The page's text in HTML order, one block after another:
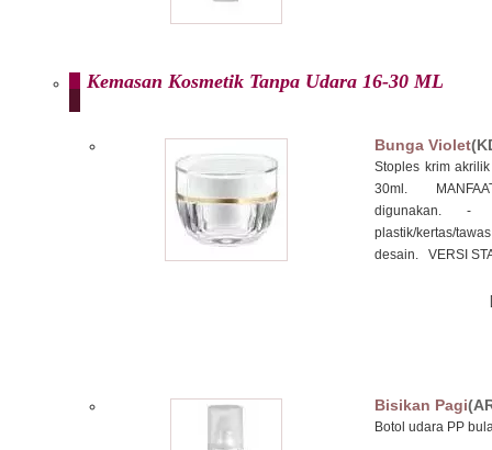
Kemasan Kosmetik Tanpa Udara 16-30 ML
Bunga Violet
Stoples krim
30ml.
digunakan. -
plastik/kertas/
desain. VERSI
Bisikan Pagi
Botol udara PP